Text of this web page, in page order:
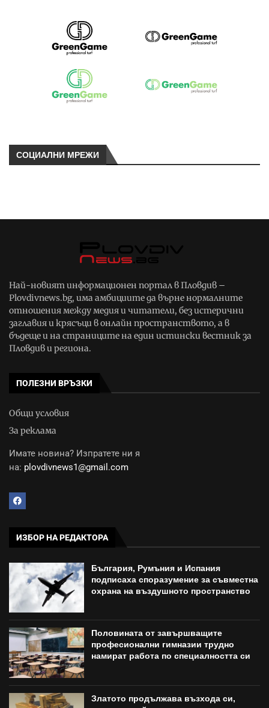
СОЦИАЛНИ МРЕЖИ
Най-новият информационен портал в Пловдив –
Plovdivnews.bg, има амбициите да върне нормалните
отношения между медия и читатели, без истерични
заглавия и крясъци в онлайн пространството, а в
бъдеще и на страниците на един истински вестник за
Пловдив и региона.
ПОЛЕЗНИ ВРЪЗКИ
Общи условия
За реклама
Имате новина? Изпратете ни я
на: plovdivnews1@gmail.com
ИЗБОР НА РЕДАКТОРА
България, Румъния и Испания
подписаха споразумение за съвместна
охрана на въздушното пространство
Половината от завършващите
професионални гимназии трудно
намират работа по специалността си
Златото продължава възхода си,